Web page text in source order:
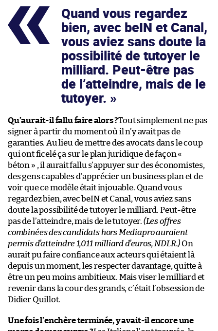
Quand vous regardez
bien, avec beIN et Canal,
vous aviez sans doute la
possibilité de tutoyer le
milliard. Peut-être pas
de l’atteindre, mais de le
tutoyer.
Qu’aurait-il fallu faire alors ?Tout simplement ne pas
signer à partir du moment où il n’y avait pas de
garanties. Au lieu de mettre des avocats dans le coup
qui ont ficelé ça sur le plan juridique de façon «
béton » , il aurait fallu s’appuyer sur des économistes,
des gens capables d’apprécier un business plan et de
voir que ce modèle était injouable. Quand vous
regardez bien, avec beIN et Canal, vous aviez sans
doute la possibilité de tutoyer le milliard. Peut-être
pas de l’atteindre, mais de le tutoyer. (Les offres
combinées des candidats hors Mediapro auraient
permis d’atteindre 1,011 milliard d’euros, NDLR.) On
aurait pu faire confiance aux acteurs qui étaient là
depuis un moment, les respecter davantage, quitte à
être un peu moins ambitieux. Mais viser le milliard et
revenir dans la cour des grands, c’était l’obsession de
Didier Quillot.
Une fois l’enchère terminée, y avait-il encore une